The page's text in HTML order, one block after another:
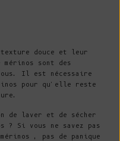
douce et leur
sont des
Il est nécessaire
pour qu'elle reste
de laver et de sécher
? Si vous ne savez pas
, pas de panique